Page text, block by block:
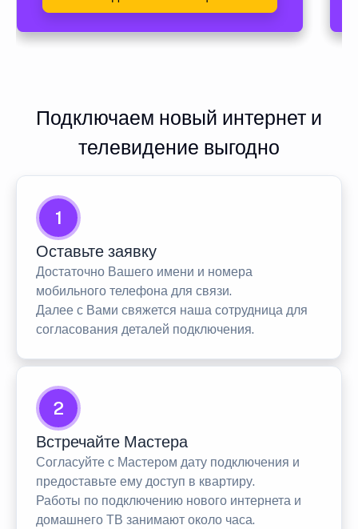
Подключаем новый интернет и
телевидение выгодно
1
Оставьте заявку
Достаточно Вашего имени и номера
мобильного телефона для связи.
Далее с Вами свяжется наша сотрудница для
согласования деталей подключения.
2
Встречайте Мастера
Согласуйте с Мастером дату подключения и
предоставьте ему доступ в квартиру.
Работы по подключению нового интернета и
домашнего ТВ занимают около часа.